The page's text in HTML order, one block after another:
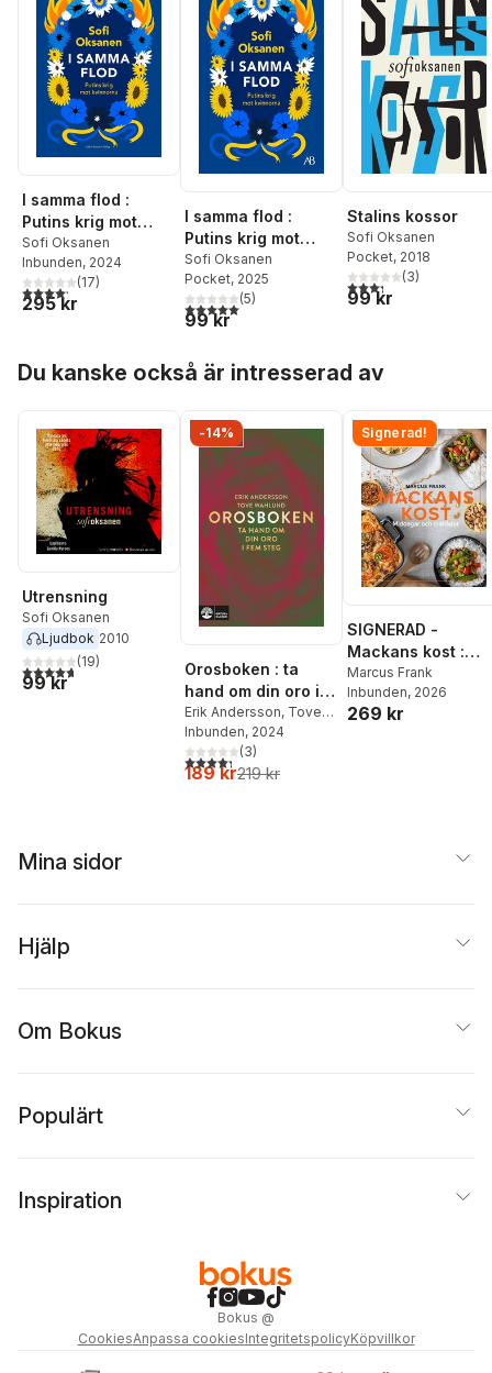
I samma flod :
Putins krig mot
kvinnorna
Sofi Oksanen
Inbunden, 2024
4,2utav 5 stjärnor. Totalt antal röster:
(17)
295 kr
I samma flod :
Putins krig mot
kvinnorna
Sofi Oksanen
Pocket, 2025
5,0utav 5 stjärnor. Totalt antal röster:
(5)
99 kr
Stalins kossor
Sofi Oksanen
Pocket, 2018
3,3utav 5 stjärnor.
(3)
99 kr
Du kanske också är intresserad av
Utrensning
Sofi Oksanen
Ljudbok 2010
4,7utav 5 stjärnor. Totalt antal röster:
(19)
99 kr
-14%
Orosboken : ta
hand om din oro i
fem steg
Erik Andersson, Tove
Wahlund
Inbunden, 2024
4,3utav 5 stjärnor. Totalt antal röster:
(3)
189 kr219 kr
Signerad!
SIGNERAD -
Mackans kost :
Middagar och
matlådor
Marcus Frank
Inbunden, 2026
269 kr
Mina sidor
Hjälp
Om Bokus
Populärt
Inspiration
Bokus @
CookiesAnpassa cookiesIntegritetspolicyKöpvillkor